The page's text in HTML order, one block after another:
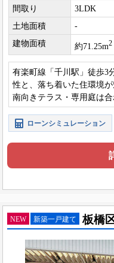
間取り
3LDK
土地面積
-
建物面積
約71.25m2
有楽町線「千川駅」徒歩3
性と、落ち着いた住環境が
南向きテラス・専用庭は
間。小さなお子様ものび
ローンシミュレーション
NEW 新築一戸建て 板橋